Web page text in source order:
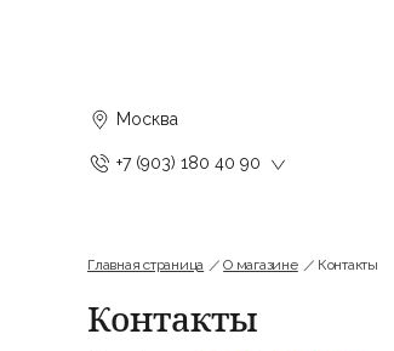
Москва
+7 (903) 180 40 90
Главная страница О магазине Контакты
Контакты